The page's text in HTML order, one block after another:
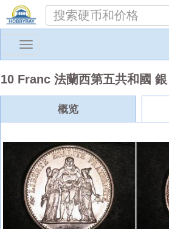
Toggle
10 Franc 法蘭西第五共和國 銀
概览